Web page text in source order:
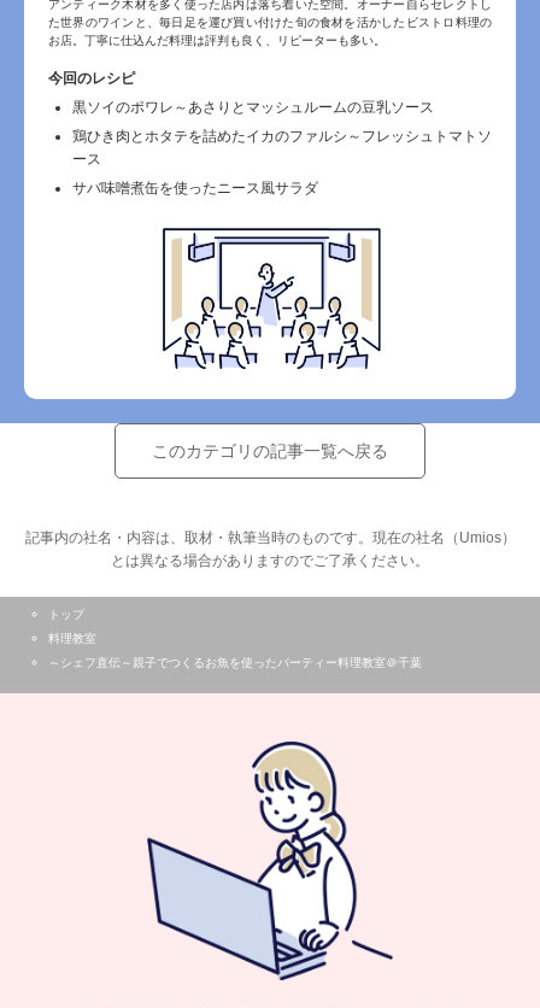
アンティーク木材を多く使った店内は落ち着いた空間。オーナー自らセレクトし
た世界のワインと、毎日足を運び買い付けた旬の食材を活かしたビストロ料理の
お店。丁寧に仕込んだ料理は評判も良く、リピーターも多い。
今回のレシピ
黒ソイのポワレ～あさりとマッシュルームの豆乳ソース
鶏ひき肉とホタテを詰めたイカのファルシ～フレッシュトマトソ
ース
サバ味噌煮缶を使ったニース風サラダ
このカテゴリの記事一覧へ戻る
記事内の社名・内容は、取材・執筆当時のものです。現在の社名（Umios）
とは異なる場合がありますのでご了承ください。
トップ
料理教室
～シェフ直伝～親子でつくるお魚を使ったパーティー料理教室＠千葉